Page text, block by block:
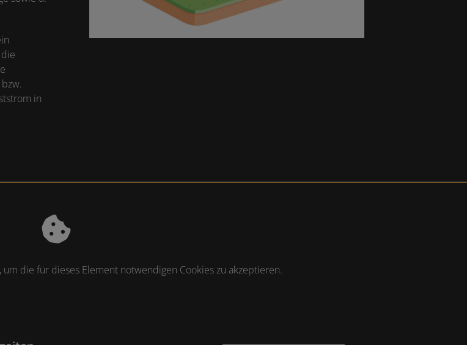
in
, um die für dieses Element notwendigen Cookies zu akzeptieren.